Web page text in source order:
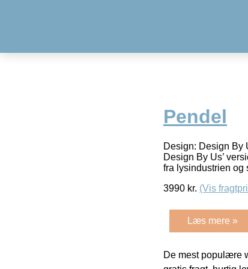
Pendel
Design: Design By
Design By Us’
fra lysindustrien og
3990 kr. (Vis
Læs mere »
De mest populære